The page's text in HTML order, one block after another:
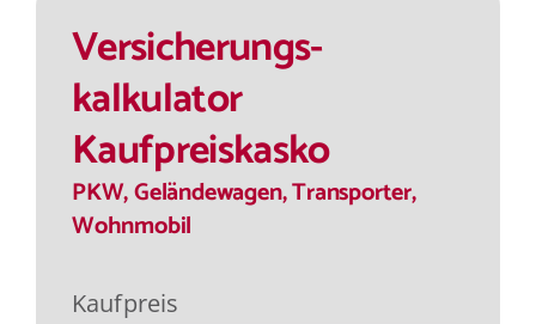
Versicherungs­
kalkulator
Kaufpreiskasko
PKW, Geländewagen, Transporter,
Wohnmobil
Kaufpreis